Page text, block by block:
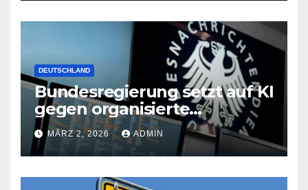
DEUTSCHLAND
Bundesregierung setzt auf KI
gegen organisierte
Kriminalität
MÄRZ 2, 2026 ADMIN